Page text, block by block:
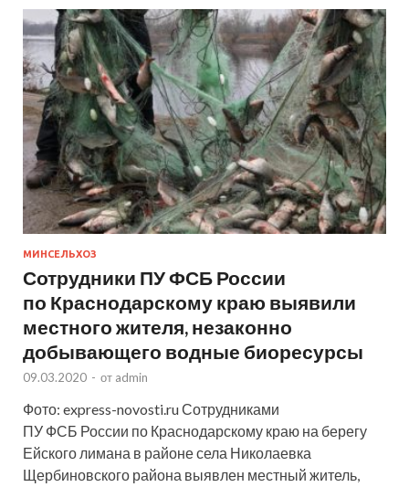
МИНСЕЛЬХОЗ
Сотрудники ПУ ФСБ России
по Краснодарскому краю выявили
местного жителя, незаконно
добывающего водные биоресурсы
09.03.2020 - от admin
Фото: express-novosti.ru Сотрудниками
ПУ ФСБ России по Краснодарскому краю на берегу
Ейского лимана в районе села Николаевка
Щербиновского района выявлен местный житель,